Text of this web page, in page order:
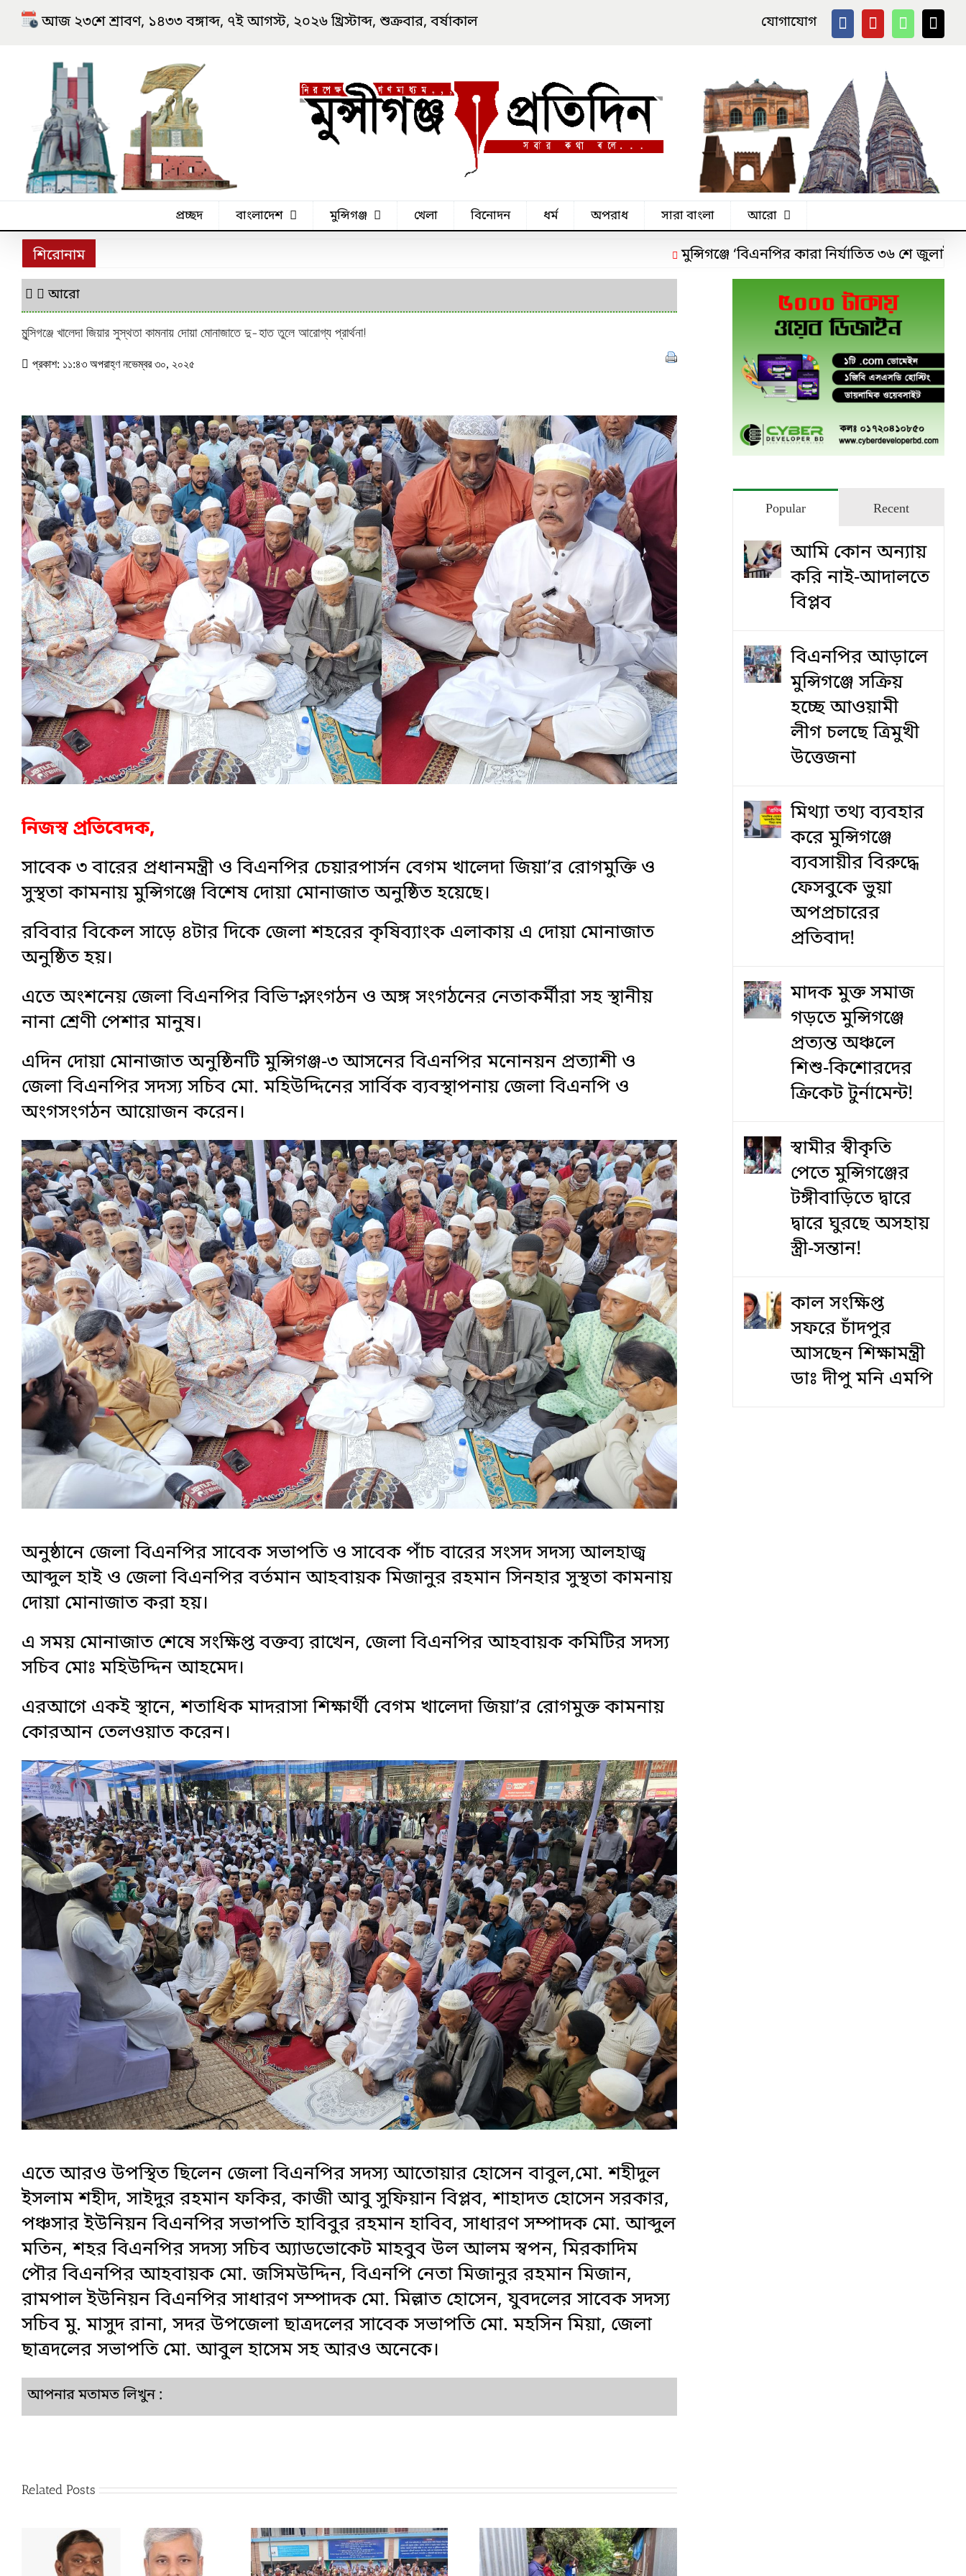
Skip
content
আজ ২৩শে শ্রাবণ, ১৪৩৩ বঙ্গাব্দ, ৭ই আগস্ট, ২০২৬ খ্রিস্টাব্দ, শুক্রবার, বর্ষাকাল যোগাযোগ
প্রচ্ছদ বাংলাদেশ মুন্সিগঞ্জ খেলা বিনোদন ধর্ম অপরাধ সারা বাংলা আরো
শিরোনাম মুন্সিগঞ্জে ‘বিএনপির কারা নির্যাতিত ৩৬ শে জুলাই যোদ্ধা’
আরো
মুন্সিগঞ্জে খালেদা জিয়ার সুস্থতা কামনায় দোয়া মোনাজাতে দু-হাত তুলে আরোগ্য প্রার্থনা!
প্রকাশ: ১১:৪৩ অপরাহ্ণ নভেম্বর ৩০, ২০২৫
নিজস্ব প্রতিবেদক,
সাবেক ৩ বারের প্রধানমন্ত্রী ও বিএনপির চেয়ারপার্সন বেগম খালেদা জিয়া’র রোগমুক্তি ও
সুস্থতা কামনায় মুন্সিগঞ্জে বিশেষ দোয়া মোনাজাত অনুষ্ঠিত হয়েছে।
রবিবার বিকেল সাড়ে ৪টার দিকে জেলা শহরের কৃষিব্যাংক এলাকায় এ দোয়া মোনাজাত
অনুষ্ঠিত হয়।
এতে অংশনেয় জেলা বিএনপির বিভিন্ন সংগঠন ও অঙ্গ সংগঠনের নেতাকর্মীরা সহ স্থানীয়
নানা শ্রেণী পেশার মানুষ।
এদিন দোয়া মোনাজাত অনুষ্ঠিনটি মুন্সিগঞ্জ-৩ আসনের বিএনপির মনোনয়ন প্রত্যাশী ও
জেলা বিএনপির সদস্য সচিব মো. মহিউদ্দিনের সার্বিক ব্যবস্থাপনায় জেলা বিএনপি ও
অংগসংগঠন আয়োজন করেন।
অনুষ্ঠানে জেলা বিএনপির সাবেক সভাপতি ও সাবেক পাঁচ বারের সংসদ সদস্য আলহাজ্ব
আব্দুল হাই ও জেলা বিএনপির বর্তমান আহবায়ক মিজানুর রহমান সিনহার সুস্থতা কামনায়
দোয়া মোনাজাত করা হয়।
এ সময় মোনাজাত শেষে সংক্ষিপ্ত বক্তব্য রাখেন, জেলা বিএনপির আহবায়ক কমিটির সদস্য
সচিব মোঃ মহিউদ্দিন আহমেদ।
এরআগে একই স্থানে, শতাধিক মাদরাসা শিক্ষার্থী বেগম খালেদা জিয়া’র রোগমুক্ত কামনায়
কোরআন তেলওয়াত করেন।
এতে আরও উপস্থিত ছিলেন জেলা বিএনপির সদস্য আতোয়ার হোসেন বাবুল,মো. শহীদুল
ইসলাম শহীদ, সাইদুর রহমান ফকির, কাজী আবু সুফিয়ান বিপ্লব, শাহাদত হোসেন সরকার,
পঞ্চসার ইউনিয়ন বিএনপির সভাপতি হাবিবুর রহমান হাবিব, সাধারণ সম্পাদক মো. আব্দুল
মতিন, শহর বিএনপির সদস্য সচিব অ্যাডভোকেট মাহবুব উল আলম স্বপন, মিরকাদিম
পৌর বিএনপির আহবায়ক মো. জসিমউদ্দিন, বিএনপি নেতা মিজানুর রহমান মিজান,
রামপাল ইউনিয়ন বিএনপির সাধারণ সম্পাদক মো. মিল্লাত হোসেন, যুবদলের সাবেক সদস্য
সচিব মু. মাসুদ রানা, সদর উপজেলা ছাত্রদলের সাবেক সভাপতি মো. মহসিন মিয়া, জেলা
ছাত্রদলের সভাপতি মো. আবুল হাসেম সহ আরও অনেকে।
আপনার মতামত লিখুন :
Related Posts
Popular Recent
আমি কোন অন্যায়
করি নাই-আদালতে
বিপ্লব
বিএনপির আড়ালে
মুন্সিগঞ্জে সক্রিয়
হচ্ছে আওয়ামী
লীগ চলছে ত্রিমুখী
উত্তেজনা
মিথ্যা তথ্য ব্যবহার
করে মুন্সিগঞ্জে
ব্যবসায়ীর বিরুদ্ধে
ফেসবুকে ভুয়া
অপপ্রচারের
প্রতিবাদ!
মাদক মুক্ত সমাজ
গড়তে মুন্সিগঞ্জে
প্রত্যন্ত অঞ্চলে
শিশু-কিশোরদের
ক্রিকেট টুর্নামেন্ট!
স্বামীর স্বীকৃতি
পেতে মুন্সিগঞ্জের
টঙ্গীবাড়িতে দ্বারে
দ্বারে ঘুরছে অসহায়
স্ত্রী-সন্তান!
কাল সংক্ষিপ্ত
সফরে চাঁদপুর
আসছেন শিক্ষামন্ত্রী
ডাঃ দীপু মনি এমপি